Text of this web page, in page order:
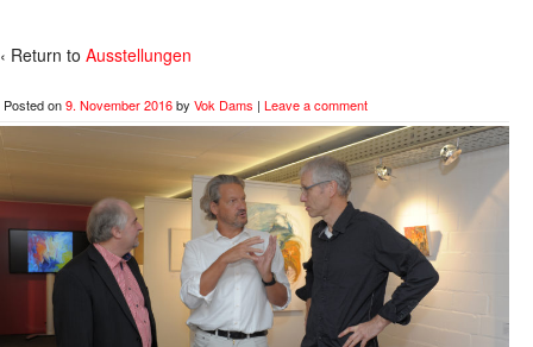
‹ Return to Ausstellungen
Posted on9. November 2016by Vok Dams | Leave a comment